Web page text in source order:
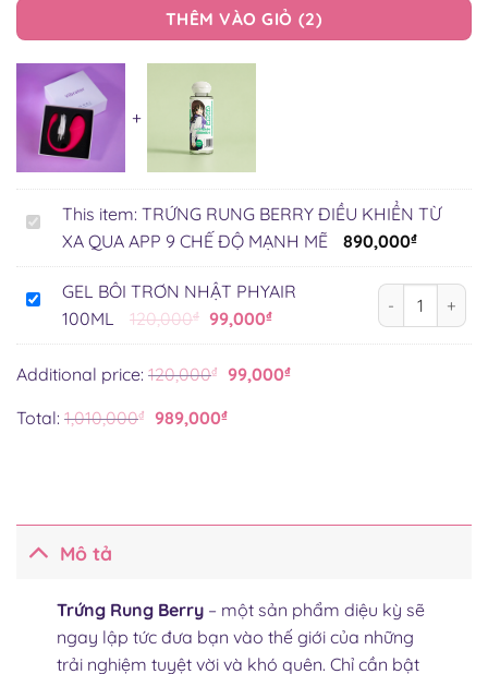
THÊM VÀO GIỎ 2
TRỨNG
RUNG
BERRY
ĐIỀU
KHIỂN
TỪ
XA
APP
MẠNH
MẼ
This item: TRỨNG RUNG BERRY ĐIỀU KHIỂN TỪ
XA QUA APP 9 CHẾ ĐỘ MẠNH MẼ
890,000₫
GEL
TRƠN
NHẬT
100ML
GEL BÔI TRƠN NHẬT PHYAIR
100ML
120,000₫ Giá
gốc
là:
99,000₫Giá
hiện
tại
GEL BÔI
Additional price: 120,000₫ 99,000₫
Total: 1,010,000₫ 989,000₫
Mô tả
Trứng Rung Berry– một sản phẩm diệu kỳ sẽ
ngay lập tức đưa bạn vào thế giới của những
trải nghiệm tuyệt vời và khó quên. Chỉ cần bật